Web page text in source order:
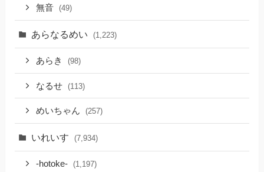
無音 (49)
あらなるめい (1,223)
あらき (98)
なるせ (113)
めいちゃん (257)
いれいす (7,934)
-hotoke- (1,197)